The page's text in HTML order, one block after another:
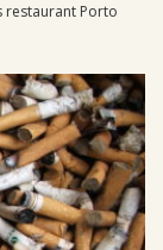
restaurant Porto